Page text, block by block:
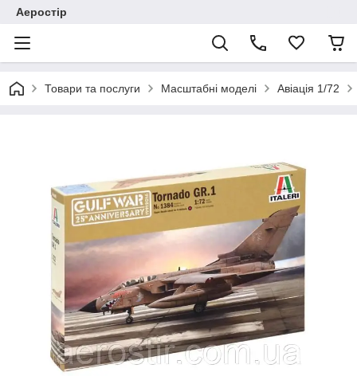
Аеростір
Товари та послуги Масштабні моделі Авіація 1/72